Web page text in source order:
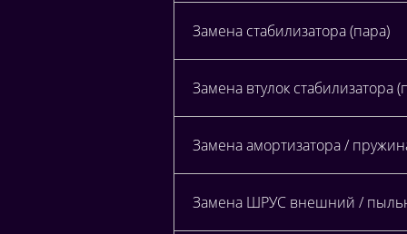
Замена стабилизатора (пара)
Замена втулок стабилизатора
Замена амортизатора /
Замена ШРУС внешний /